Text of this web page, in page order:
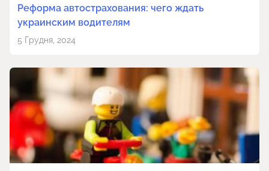
Реформа автострахования: чего ждать
украинским водителям
5 Грудня, 2024